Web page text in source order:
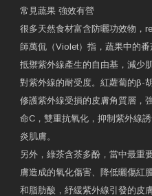
常見蔬果 強效有營
很多天然食材富含防曬功效物，
師萬侃（Violet）指，蔬果中的
抵禦紫外線產生的自由基，減少
對紫外線的耐受度。紅蘿蔔的β-
修護紫外線受損的皮膚角質層，
命C，雙重抗氧化，抑制紫外線
炎肌膚。
另外，綠茶含茶多酚，當中最重
膚造成的氧化傷害、降低曬傷紅
和脂肪酸，紓緩紫外線引發的皮